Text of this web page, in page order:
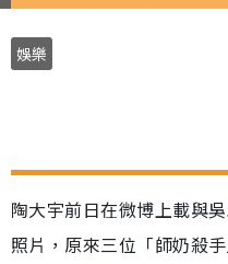
娛樂
陶大宇前日在微博上載與
照片，原來三位「師奶殺